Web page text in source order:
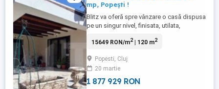
mp, Popești !
Blitz va oferă spre vânzare o casă dispusa
pe un singur nivel, finisata, utilata,
suprafață utila de 120 mp, front stradal de
este construit pe fundație din beton,
pereți de cărămida, instalatie încălzire in
pardoseala, ...
15649 RON/m2| 120 m2
Popesti, Cluj
20 martie
1 877 929 RON